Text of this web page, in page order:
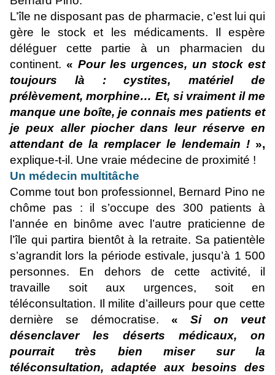
L’île ne disposant pas de pharmacie, c’est lui qui
gère le stock et les médicaments. Il espère
déléguer cette partie à un pharmacien du
continent. « Pour les urgences, un stock est
toujours là : cystites, matériel de
prélèvement, morphine… Et, si vraiment il me
manque une boîte, je connais mes patients et
je peux aller piocher dans leur réserve en
attendant de la remplacer le lendemain !»,
explique-t-il. Une vraie médecine de proximité !
Un médecin multitâche
Comme tout bon professionnel, Bernard Pino ne
chôme pas : il s’occupe des 300 patients à
l’année en binôme avec l’autre praticienne de
l’île qui partira bientôt à la retraite. Sa patientèle
s’agrandit lors la période estivale, jusqu’à 1 500
personnes. En dehors de cette activité, il
travaille soit aux urgences, soit en
téléconsultation. Il milite d’ailleurs pour que cette
dernière se démocratise. « Si on veut
désenclaver les déserts médicaux, on
pourrait très bien miser sur la
téléconsultation, adaptée aux besoins des